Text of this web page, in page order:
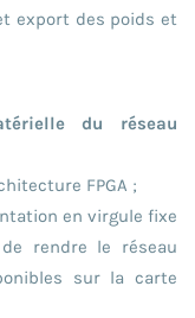
export des poids et
du réseau
FPGA ;
en virgule fixe
rendre le réseau
sur la carte